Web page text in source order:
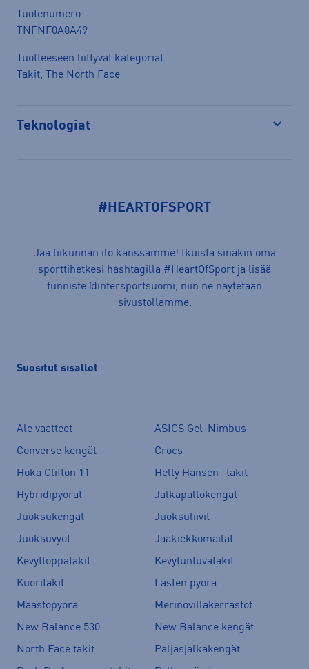
Tuotenumero
TNFNF0A8A49
Tuotteeseen liittyvät kategoriat
Takit, The North Face
Teknologiat
#HEARTOFSPORT
Jaa liikunnan ilo kanssamme! Ikuista sinäkin oma
sporttihetkesi hashtagilla #HeartOfSport ja lisää
tunniste @intersportsuomi, niin ne näytetään
sivustollamme.
Suositut sisällöt
Ale vaatteet
ASICS Gel-Nimbus
Converse kengät
Crocs
Hoka Clifton 11
Helly Hansen -takit
Hybridipyörät
Jalkapallokengät
Juoksukengät
Juoksuliivit
Juoksuvyöt
Jääkiekkomailat
Kevyttoppatakit
Kevytuntuvatakit
Kuoritakit
Lasten pyörä
Maastopyörä
Merinovillakerrastot
New Balance 530
New Balance kengät
North Face takit
Paljasjalkakengät